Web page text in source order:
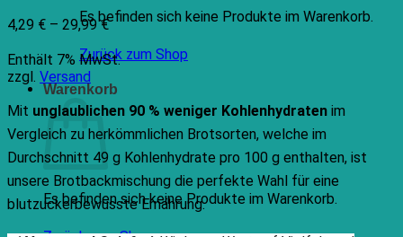
Es befinden sich keine Produkte im Warenkorb.
Zurück zum Shop
Warenkorb
Es befinden sich keine Produkte im Warenkorb.
4,29 € – 29,99€Preisspanne:
4,29 €
bis
29,99 €
Enthält 7% MwSt.
zzgl. Versand
Mit unglaublichen 90 % weniger Kohlenhydraten im
Vergleich zu herkömmlichen Brotsorten, welche im
Durchschnitt 49 g Kohlenhydrate pro 100 g enthalten, ist
unsere Brotbackmischung die perfekte Wahl für eine
blutzuckerbewusste Ernährung.